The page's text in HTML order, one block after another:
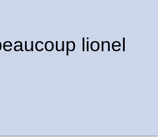
lionel